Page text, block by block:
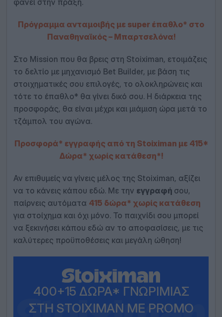
Πρόγραμμα ανταμοιβής με super έπαθλο* στο
Παναθηναϊκός – Μπαρτσελόνα!
Στο Mission που θα βρεις στη Stoiximan, ετοιμάζεις
το δελτίο με μηχανισμό Bet Builder, με βάση τις
στοιχηματικές σου επιλογές, το ολοκληρώνεις και
τότε το έπαθλο* θα γίνει δικό σου. Η διάρκεια της
προσφοράς, θα είναι μέχρι και μιάμιση ώρα μετά το
τζάμπολ του αγώνα.
Προσφορά* εγγραφής από τη Stoiximan με 415*
Δώρα* χωρίς κατάθεση*!
Αν επιθυμείς να γίνεις μέλος της Stoiximan, αξίζει
να το κάνεις κάπου εδώ. Με την εγγραφή σου,
παίρνεις αυτόματα 415 δώρα* χωρίς κατάθεση
για στοίχημα και όχι μόνο. Το παιχνίδι σου μπορεί
να ξεκινήσει κάπου εδώ αν το αποφασίσεις, με τις
καλύτερες προϋποθέσεις και μεγάλη ώθηση!
400+15 ΔΏΡΑ* ΓΝΩΡΙΜΊΑΣ
ΣΤΗ STOIXIMAN ΜΕ PROMO